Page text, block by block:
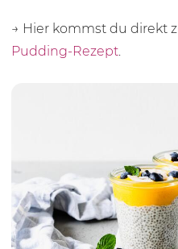
→ Hier kommst du direkt
Pudding-Rezept